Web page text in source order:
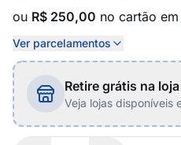
ou R$ 250,00 no cartão em
Ver parcelamentos
Retire grátis na loja
Veja lojas disponíveis